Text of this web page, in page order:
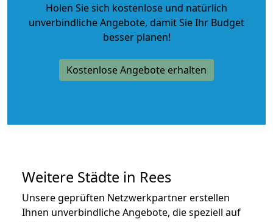
Holen Sie sich kostenlose und natürlich
unverbindliche Angebote, damit Sie Ihr Budget
besser planen!
Kostenlose Angebote erhalten
Weitere Städte in Rees
Unsere geprüften Netzwerkpartner erstellen
Ihnen unverbindliche Angebote, die speziell auf